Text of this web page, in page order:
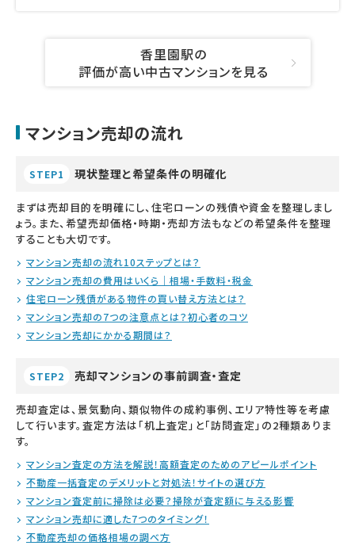
香里園駅の
評価が高い中古マンションを見る
マンション売却の流れ
STEP1 現状整理と希望条件の明確化
まずは売却目的を明確にし、住宅ローンの残債や資金を整理しまし
ょう。また、希望売却価格・時期・売却方法もなどの希望条件を整理
することも大切です。
マンション売却の流れ10ステップとは？
マンション売却の費用はいくら｜相場・手数料・税金
住宅ローン残債がある物件の買い替え方法とは？
マンション売却の7つの注意点とは？初心者のコツ
マンション売却にかかる期間は？
STEP2 売却マンションの事前調査・査定
売却査定は、景気動向、類似物件の成約事例、エリア特性等を考慮
して行います。査定方法は「机上査定」と「訪問査定」の2種類ありま
す。
マンション査定の方法を解説！高額査定のためのアピールポイント
不動産一括査定のデメリットと対処法！サイトの選び方
マンション査定前に掃除は必要？掃除が査定額に与える影響
マンション売却に適した7つのタイミング！
不動産売却の価格相場の調べ方